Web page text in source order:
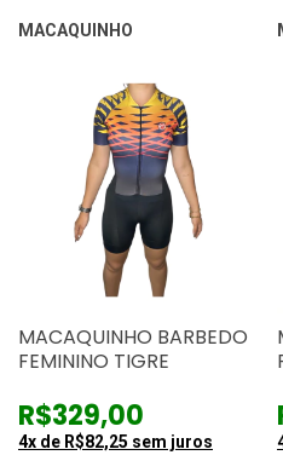
MACAQUINHO
MACAQUINHO BARBEDO
FEMININO TIGRE
R$329,00
4x de R$82,25 sem juros